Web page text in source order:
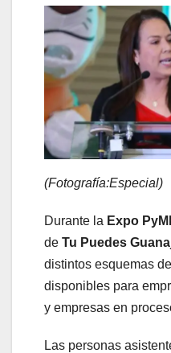
(Fotografía:Especial)
Durante la Expo
de Tu Puedes
distintos esquemas
disponibles para
y empresas en
Las personas